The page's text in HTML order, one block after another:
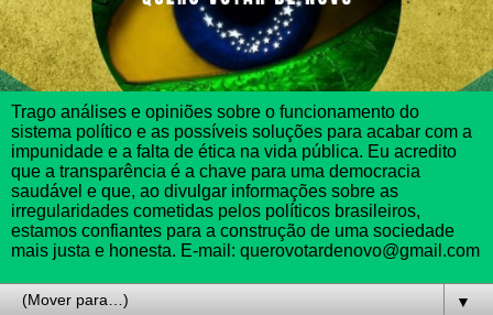
Trago análises e opiniões sobre o funcionamento do
sistema político e as possíveis soluções para acabar com a
impunidade e a falta de ética na vida pública. Eu acredito
que a transparência é a chave para uma democracia
saudável e que, ao divulgar informações sobre as
irregularidades cometidas pelos políticos brasileiros,
estamos confiantes para a construção de uma sociedade
mais justa e honesta. E-mail: querovotardenovo@gmail.com
▼